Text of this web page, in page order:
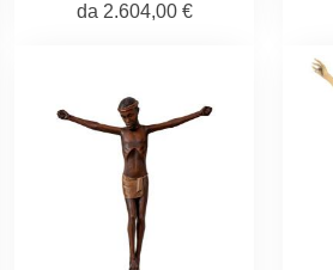
da 2.604,00 €